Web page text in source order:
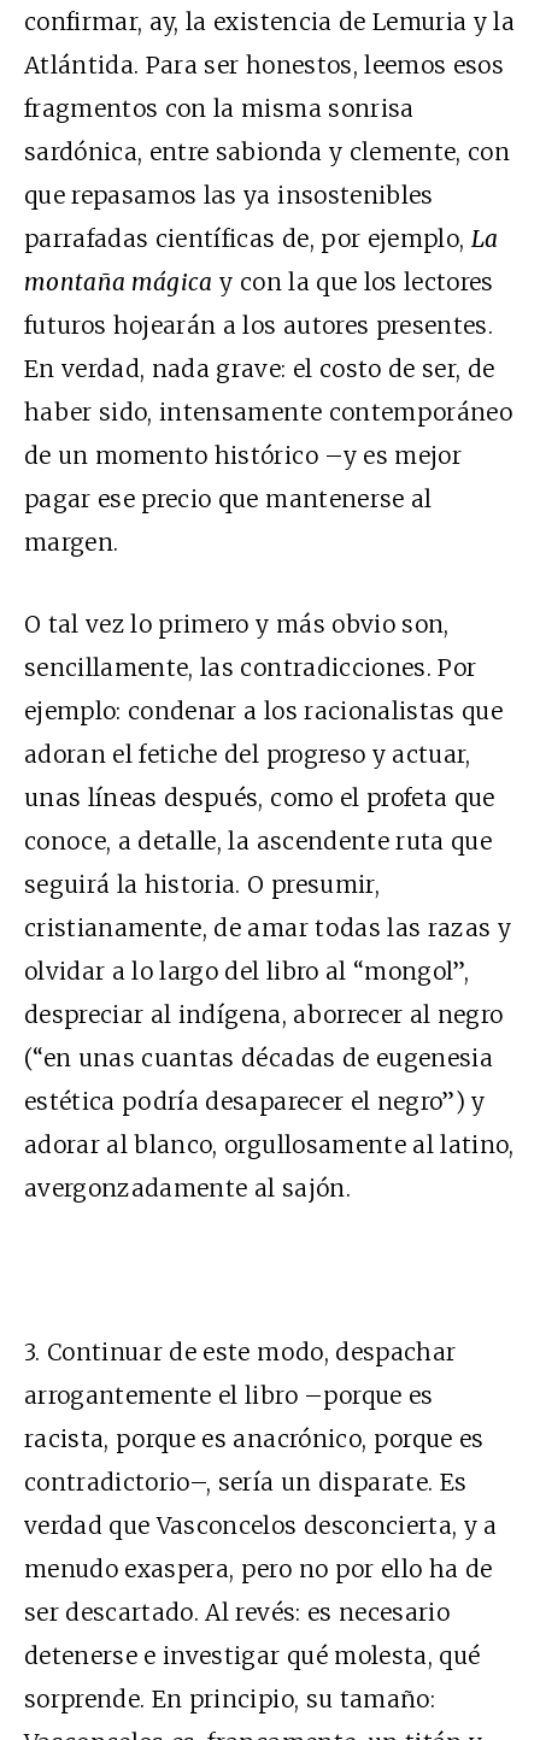
confirmar, ay, la existencia de Lemuria y la
Atlántida. Para ser honestos, leemos esos
fragmentos con la misma sonrisa
sardónica, entre sabionda y clemente, con
que repasamos las ya insostenibles
parrafadas científicas de, por ejemplo, La
montaña mágica y con la que los lectores
futuros hojearán a los autores presentes.
En verdad, nada grave: el costo de ser, de
haber sido, intensamente contemporáneo
de un momento histórico –y es mejor
pagar ese precio que mantenerse al
margen.
O tal vez lo primero y más obvio son,
sencillamente, las contradicciones. Por
ejemplo: condenar a los racionalistas que
adoran el fetiche del progreso y actuar,
unas líneas después, como el profeta que
conoce, a detalle, la ascendente ruta que
seguirá la historia. O presumir,
cristianamente, de amar todas las razas y
olvidar a lo largo del libro al “mongol”,
despreciar al indígena, aborrecer al negro
(“en unas cuantas décadas de eugenesia
estética podría desaparecer el negro”) y
adorar al blanco, orgullosamente al latino,
avergonzadamente al sajón.
3. Continuar de este modo, despachar
arrogantemente el libro –porque es
racista, porque es anacrónico, porque es
contradictorio–, sería un disparate. Es
verdad que Vasconcelos desconcierta, y a
menudo exaspera, pero no por ello ha de
ser descartado. Al revés: es necesario
detenerse e investigar qué molesta, qué
sorprende. En principio, su tamaño: